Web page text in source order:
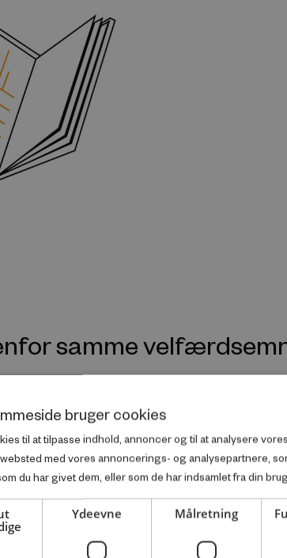
samme
bruger cookies
til at tilpasse indhold, annoncer og til at analysere
med vores annoncerings- og analysepartnere,
du har givet dem, eller som de har indsamlet fra din
Ydeevne Målretning